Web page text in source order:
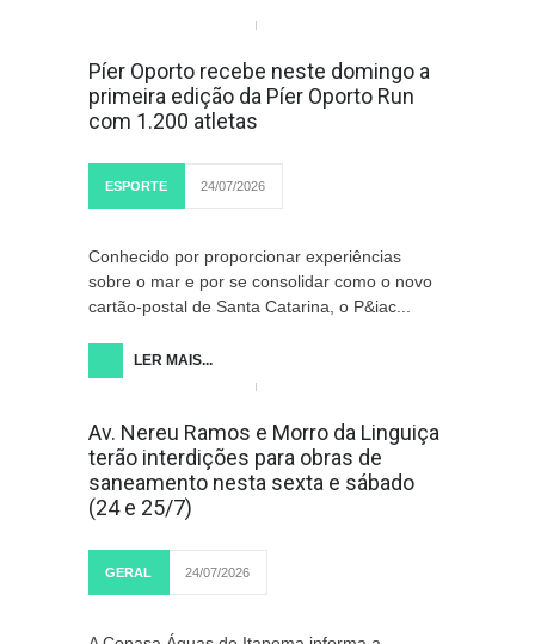
Píer Oporto recebe neste domingo a
primeira edição da Píer Oporto Run
com 1.200 atletas
ESPORTE 24/07/2026
Conhecido por proporcionar experiências
sobre o mar e por se consolidar como o novo
cartão-postal de Santa Catarina, o P&iac...
LER MAIS...
Av. Nereu Ramos e Morro da Linguiça
terão interdições para obras de
saneamento nesta sexta e sábado
(24 e 25/7)
GERAL 24/07/2026